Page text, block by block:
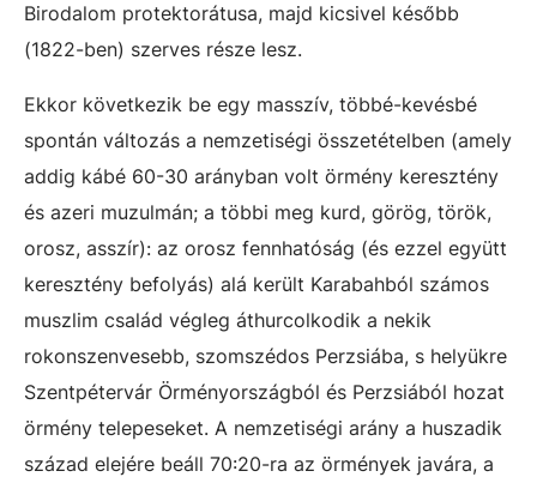
Birodalom protektorátusa, majd kicsivel később
(1822-ben) szerves része lesz.
Ekkor következik be egy masszív, többé-kevésbé
spontán változás a nemzetiségi összetételben (amely
addig kábé 60-30 arányban volt örmény keresztény
és azeri muzulmán; a többi meg kurd, görög, török,
orosz, asszír): az orosz fennhatóság (és ezzel együtt
keresztény befolyás) alá került Karabahból számos
muszlim család végleg áthurcolkodik a nekik
rokonszenvesebb, szomszédos Perzsiába, s helyükre
Szentpétervár Örményországból és Perzsiából hozat
örmény telepeseket. A nemzetiségi arány a huszadik
század elejére beáll 70:20-ra az örmények javára, a